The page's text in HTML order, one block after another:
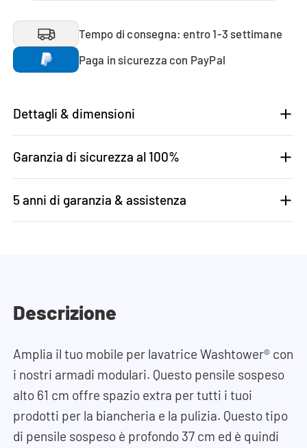
Tempo di consegna: entro 1-3 settimane
Paga in sicurezza con PayPal
Dettagli & dimensioni
Garanzia di sicurezza al 100%
5 anni di garanzia & assistenza
Descrizione
Amplia il tuo mobile per lavatrice Washtower® con
i nostri armadi modulari. Questo pensile sospeso
alto 61 cm offre spazio extra per tutti i tuoi
prodotti per la biancheria e la pulizia. Questo tipo
di pensile sospeso è profondo 37 cm ed è quindi